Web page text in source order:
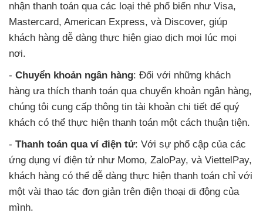
nhận thanh toán qua các loại thẻ phổ biến như Visa,
Mastercard, American Express, và Discover, giúp
khách hàng dễ dàng thực hiện giao dịch mọi lúc mọi
nơi.
- Chuyển khoản ngân hàng: Đối với những khách
hàng ưa thích thanh toán qua chuyển khoản ngân hàng,
chúng tôi cung cấp thông tin tài khoản chi tiết để quý
khách có thể thực hiện thanh toán một cách thuận tiện.
- Thanh toán qua ví điện tử: Với sự phổ cập của các
ứng dụng ví điện tử như Momo, ZaloPay, và ViettelPay,
khách hàng có thể dễ dàng thực hiện thanh toán chỉ với
một vài thao tác đơn giản trên điện thoại di động của
mình.